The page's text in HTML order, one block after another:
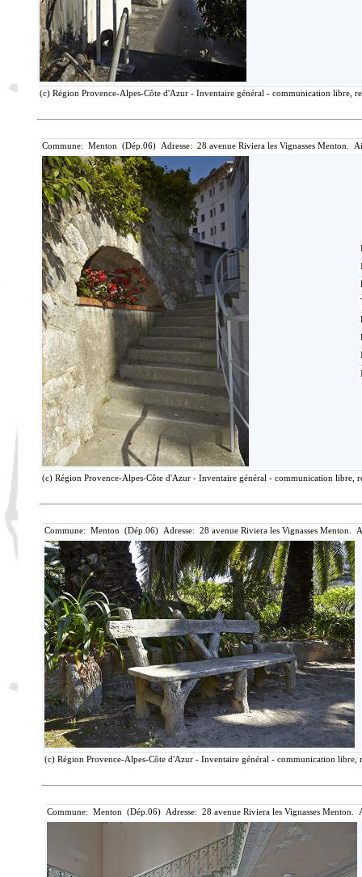
(c) Région Provence-Alpes-Côte d'Azur - Inventaire général - communication libre,
Commune: Menton (Dép.06) Adresse: 28 avenue Riviera les Vignasses Menton.
(c) Région Provence-Alpes-Côte d'Azur - Inventaire général - communication libre,
Commune: Menton (Dép.06) Adresse: 28 avenue Riviera les Vignasses Menton.
(c) Région Provence-Alpes-Côte d'Azur - Inventaire général - communication libre,
Commune: Menton (Dép.06) Adresse: 28 avenue Riviera les Vignasses